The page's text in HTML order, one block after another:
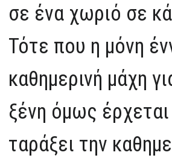
σε ένα χωριό σε
Τότε που η μόνη
καθημερινή μάχη
ξένη όμως
ταράξει την